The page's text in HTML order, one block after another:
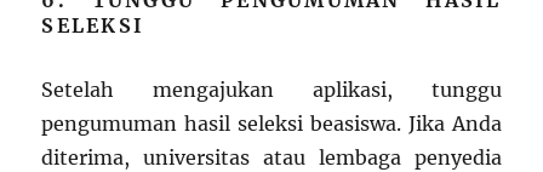
SELEKSI
Setelah mengajukan aplikasi, tunggu
pengumuman hasil seleksi beasiswa. Jika Anda
diterima, universitas atau lembaga penyedia